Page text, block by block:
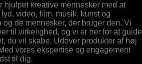
hjulpet kreative mennesker med at
video, film, musik, kunst og
de mennesker, der bruger den. Vi
til virkelighed, og vi er her for at guide
du vil skabe. Udover produkter af høj
vores ekspertise og engagement
til dig.